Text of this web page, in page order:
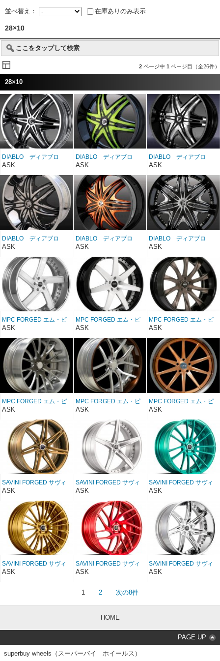
並べ替え： 在庫ありのみ表示
28×10
ここをタップして検索
2 ページ中 1 ページ目（全26件）
28×10
DIABLO ディアブロ
ELITE クローム/ブラッ
ASK
DIABLO ディアブロ
ELITE ブラック/カスタ
インチ
ASK
DIABLO ディアブロ
ELITE ブラック/クロー
ASK
DIABLO ディアブロ
MORPHEUS クローム/
インチ
ASK
DIABLO ディアブロ
MORPHEUS ブラック/
ト 28インチ
ASK
DIABLO ディアブロ
MORPHEUS ブラック/
インチ
ASK
MPC FORGED エム・ピ
ーシー フォージド MPC
ASK
MPC FORGED エム・ピ
ーシー フォージド MPC
ASK
MPC FORGED エム・ピ
ーシー フォージド MPC
ASK
MPC FORGED エム・ピ
ーシー フォージド MPC
ASK
MPC FORGED エム・ピ
ーシー フォージド MPC
ASK
MPC FORGED エム・ピ
ーシー フォージド MPC
ASK
SAVINI FORGED サヴィ
ーニ フォージド
ASK
SAVINI FORGED サヴィ
ーニ フォージド
ASK
SAVINI FORGED サヴィ
ーニ フォージド
ASK
SAVINI FORGED サヴィ
ーニ フォージド
ASK
SAVINI FORGED サヴィ
ーニ フォージド
ASK
SAVINI FORGED サヴィ
ーニ フォージド XC
ASK
1 2 次の8件
HOME
PAGE UP
superbuy wheels（スーパーバイ ホイールス）